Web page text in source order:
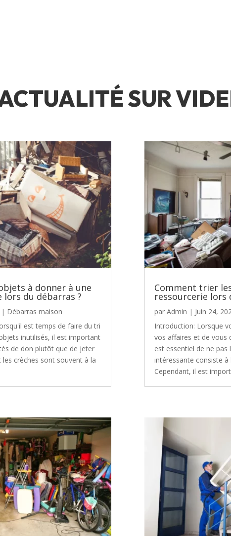
SUR
à donner à une
lors du débarras ?
| Débarras maison
est temps de faire du tri
inutilisés, il est important
de don plutôt que de jeter
crèches sont souvent à la
Comment trier
ressourcerie lors
par Admin | Juin 24,
Introduction: Lorsque
vos affaires et de vous
est essentiel de ne
intéressante consiste à
Cependant, il est